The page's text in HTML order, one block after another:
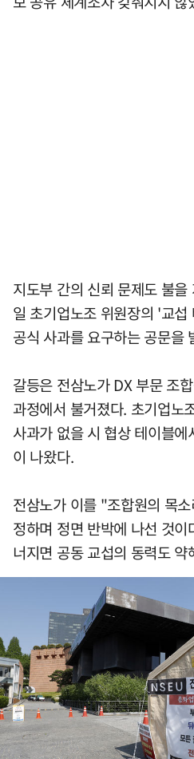
지도부 간의 신뢰 문제도 불
일 초기업노조 위원장의 '교
공식 사과를 요구하는 공문을
갈등은 전삼노가 DX 부문 조
과정에서 불거졌다. 초기업노
사과가 없을 시 협상 테이블
이 나왔다.
전삼노가 이를 "조합원의 목
정하며 정면 반박에 나선 것
너지면 공동 교섭의 동력도